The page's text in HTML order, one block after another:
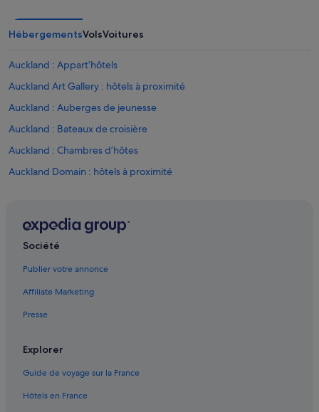
HébergementsVolsVoitures
Auckland : Appart’hôtels
Auckland Art Gallery : hôtels à proximité
Auckland : Auberges de jeunesse
Auckland : Bateaux de croisière
Auckland : Chambres d’hôtes
Auckland Domain : hôtels à proximité
Auckland : hôtels Hôtels avec bar
Auckland : hôtels Hôtels avec piscine
Auckland : hôtels Hôtels avec suites
Société
Publier votre annonce
Affiliate Marketing
Presse
Explorer
Guide de voyage sur la France
Hôtels en France